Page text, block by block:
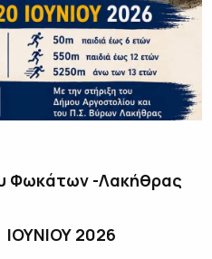
Φωκάτων -Λακήθρας
2026